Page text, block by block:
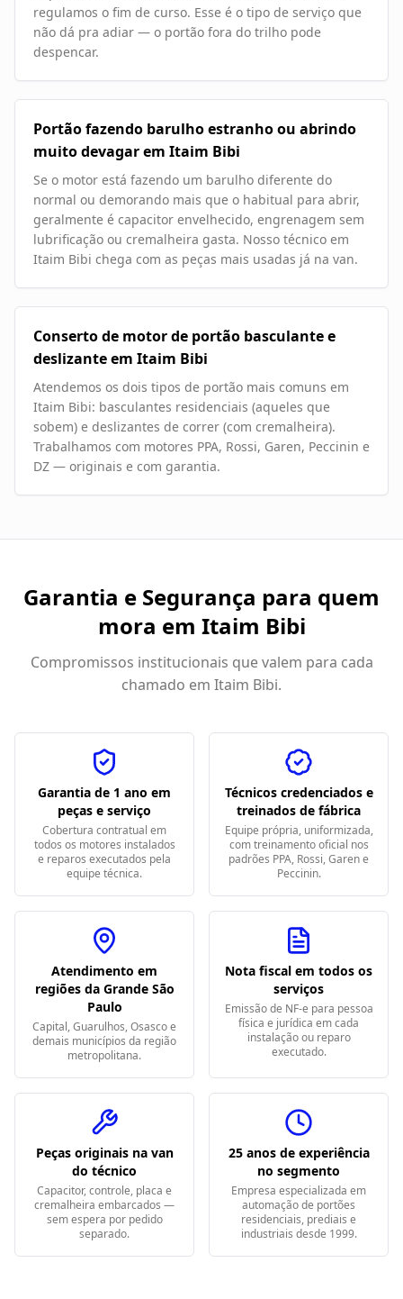
regulamos o fim de curso. Esse é o tipo de serviço que
não dá pra adiar — o portão fora do trilho pode
despencar.
Portão fazendo barulho estranho ou abrindo
muito devagar em Itaim Bibi
Se o motor está fazendo um barulho diferente do
normal ou demorando mais que o habitual para abrir,
geralmente é capacitor envelhecido, engrenagem sem
lubrificação ou cremalheira gasta. Nosso técnico em
Itaim Bibi chega com as peças mais usadas já na van.
Conserto de motor de portão basculante e
deslizante em Itaim Bibi
Atendemos os dois tipos de portão mais comuns em
Itaim Bibi: basculantes residenciais (aqueles que
sobem) e deslizantes de correr (com cremalheira).
Trabalhamos com motores PPA, Rossi, Garen, Peccinin e
DZ — originais e com garantia.
Garantia e Segurança para quem
mora em Itaim Bibi
Compromissos institucionais que valem para cada
chamado em Itaim Bibi.
Garantia de 1 ano em
peças e serviço
Cobertura contratual em
todos os motores instalados
e reparos executados pela
equipe técnica.
Técnicos credenciados e
treinados de fábrica
Equipe própria, uniformizada,
com treinamento oficial nos
padrões PPA, Rossi, Garen e
Peccinin.
Atendimento em
regiões da Grande São
Paulo
Capital, Guarulhos, Osasco e
demais municípios da região
metropolitana.
Nota fiscal em todos os
serviços
Emissão de NF-e para pessoa
física e jurídica em cada
instalação ou reparo
executado.
Peças originais na van
do técnico
Capacitor, controle, placa e
cremalheira embarcados —
sem espera por pedido
separado.
25 anos de experiência
no segmento
Empresa especializada em
automação de portões
residenciais, prediais e
industriais desde 1999.